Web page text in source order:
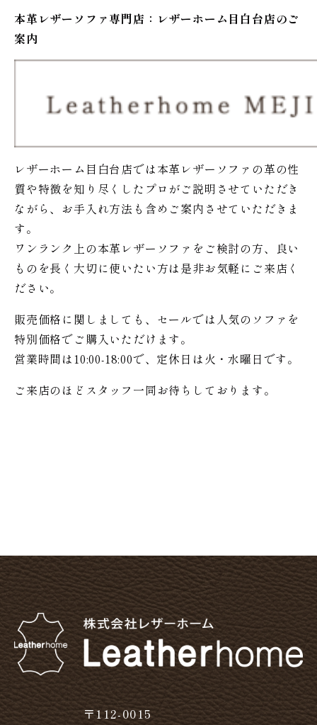
本革レザーソファ専門店：レザーホーム 目白台店のご
案内
レザーホーム目白台店では本革レザーソファの革の性
質や特徴を知り尽くしたプロがご説明させていただき
ながら、お手入れ方法も含めご案内させていただきま
す。
ワンランク上の本革レザーソファをご検討の方、良い
ものを長く大切に使いたい方は是非お気軽にご来店く
ださい。
販売価格に関しましても、セールでは人気のソファを
特別価格でご購入いただけます。
営業時間は10:00-18:00で、定休日は火・水曜日です。
ご来店のほどスタッフ一同お待ちしております。
〒112-0015